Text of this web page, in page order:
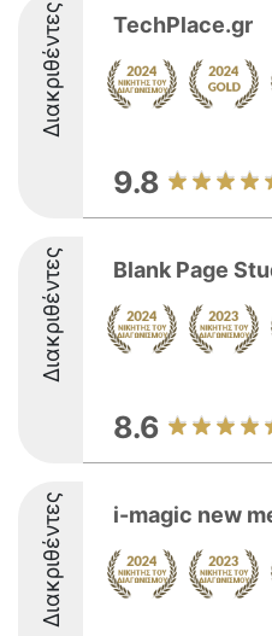
Διακριθέντες TechPlace.gr
9.8
Διακριθέντες Blank Page
8.6
Διακριθέντες i-magic new